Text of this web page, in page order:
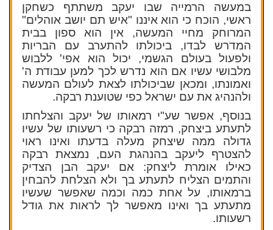
במעשה הרמייה שבו יעקב משתתף כשחקן
ראשי, הוכח כי הוא איננו "איש תם יושב אוהלים"
המרוחק מחיי המעשה, אין הוא ספון בבית
המדרש לבדו, ביכולתו להתערב עם הבריות
ולפעול בעולם הגשמי, יכול הוא אפי' ללבוש
מלבושי עשיו אם הוא נדרש לכך למען עבודת ה'
ואמונתו, ומכאן שביכולתו לצאת לעולם המעשה
ולהנהיג את עם ישראל כפי שטוענת רבקה.
בנוסף, אפשר שע"י רמאותו של יעקב והצלחתו
לתעתע ביצחק, רמזה רבקה כי רשעותו של עשיו
גדולה ממה שיצחק מעלה בדעתו ואינו ראוי
להצטרף ליעקב בהנהגת העם, נמצאת רבקה
כאילו אומרת ליצחק: אם יעקב הבן הצדיק
והתמים הצליח לתעתע בך ולא הצלחת להבחין
ברמאותו, על אחת כמה וכמה שאפשר שעשיו
מתעתע בך ואינו מאפשר לך לראות את גודל
רשעותו.